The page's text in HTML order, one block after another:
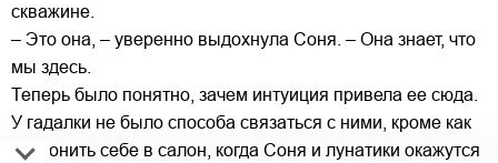
скважине.
– Это она, – уверенно выдохнула Соня. – Она знает, что
мы здесь.
Теперь было понятно, зачем интуиция привела ее сюда.
У гадалки не было способа связаться с ними, кроме как
позвонить себе в салон, когда Соня и лунатики окажутся